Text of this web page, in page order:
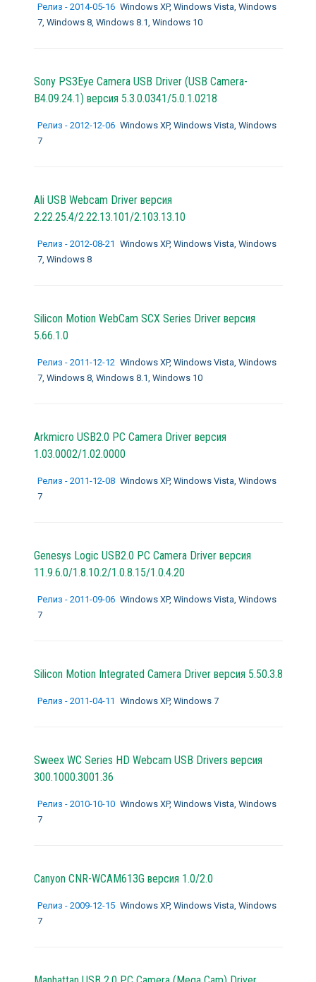
Релиз - 2014-05-16 Windows XP, Windows Vista, Windows
7, Windows 8, Windows 8.1, Windows 10
Sony PS3Eye Camera USB Driver (USB Camera-
B4.09.24.1) версия 5.3.0.0341/5.0.1.0218
Релиз - 2012-12-06 Windows XP, Windows Vista, Windows
7
Ali USB Webcam Driver версия
2.22.25.4/2.22.13.101/2.103.13.10
Релиз - 2012-08-21 Windows XP, Windows Vista, Windows
7, Windows 8
Silicon Motion WebCam SCX Series Driver версия
5.66.1.0
Релиз - 2011-12-12 Windows XP, Windows Vista, Windows
7, Windows 8, Windows 8.1, Windows 10
Arkmicro USB2.0 PC Camera Driver версия
1.03.0002/1.02.0000
Релиз - 2011-12-08 Windows XP, Windows Vista, Windows
7
Genesys Logic USB2.0 PC Camera Driver версия
11.9.6.0/1.8.10.2/1.0.8.15/1.0.4.20
Релиз - 2011-09-06 Windows XP, Windows Vista, Windows
7
Silicon Motion Integrated Camera Driver версия 5.50.3.8
Релиз - 2011-04-11 Windows XP, Windows 7
Sweex WC Series HD Webcam USB Drivers версия
300.1000.3001.36
Релиз - 2010-10-10 Windows XP, Windows Vista, Windows
7
Canyon CNR-WCAM613G версия 1.0/2.0
Релиз - 2009-12-15 Windows XP, Windows Vista, Windows
7